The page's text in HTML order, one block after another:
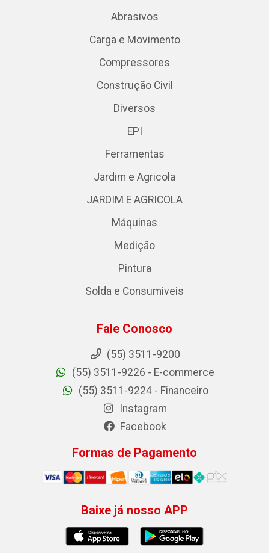
Abrasivos
Carga e Movimento
Compressores
Construção Civil
Diversos
EPI
Ferramentas
Jardim e Agricola
JARDIM E AGRICOLA
Máquinas
Medição
Pintura
Solda e Consumiveis
Fale Conosco
(55) 3511-9200
(55) 3511-9226 - E-commerce
(55) 3511-9224 - Financeiro
Instagram
Facebook
Formas de Pagamento
Baixe já nosso APP